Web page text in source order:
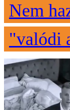
Nem
"valódi